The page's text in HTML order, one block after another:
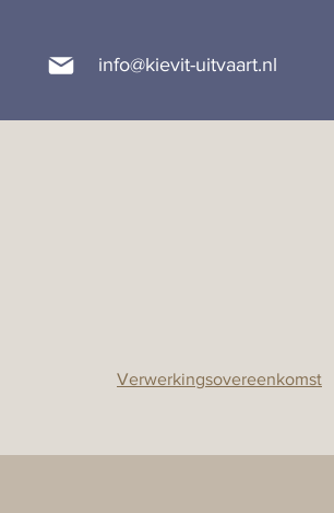
info@kievit-uitvaart.nl
Verwerkingsovereenkomst